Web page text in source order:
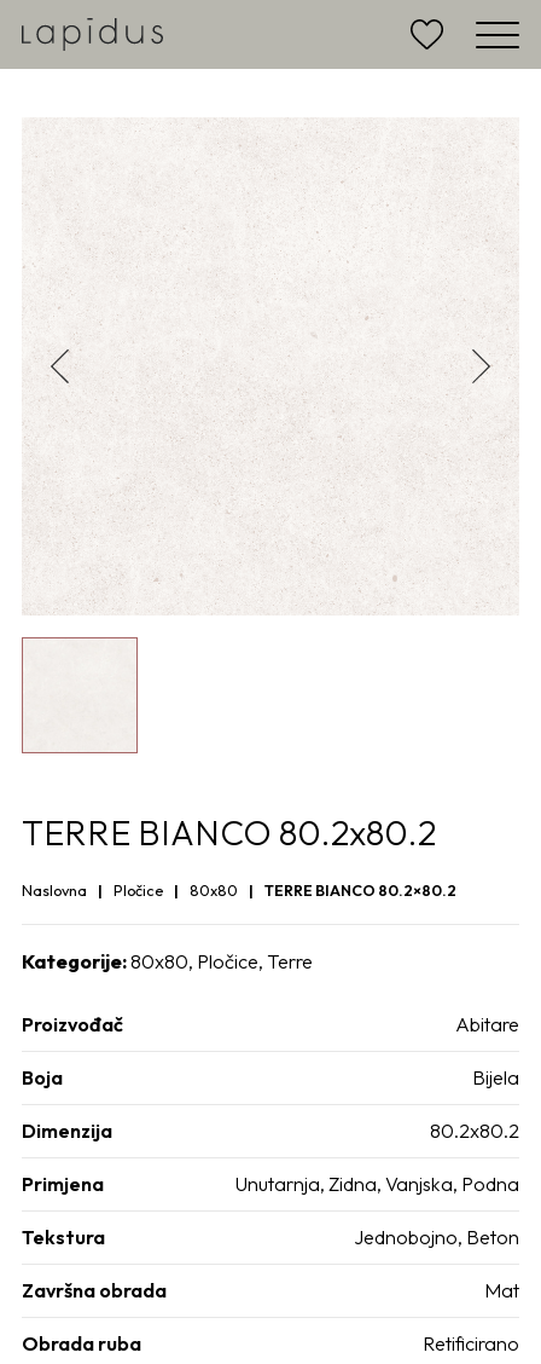
TERRE BIANCO 80.2x80.2
Naslovna Pločice 80x80 TERRE BIANCO 80.2×80.2
Kategorije:80x80, Pločice, Terre
Proizvođač Abitare
Boja Bijela
Dimenzija 80.2x80.2
Primjena Unutarnja, Zidna, Vanjska, Podna
Tekstura Jednobojno, Beton
Završna obrada Mat
Obrada ruba Retificirano